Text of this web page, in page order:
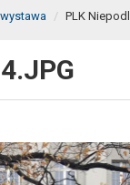
PLK